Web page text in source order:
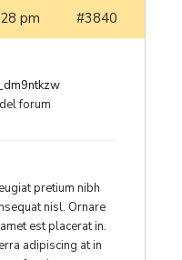
pm #3840
forum
pretium nibh
nisl. Ornare
est placerat in.
adipiscing at in